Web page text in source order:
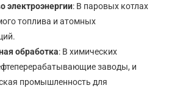
электроэнергии: В паровых котлах
топлива и атомных
обработка: В химических
заводы, и
промышленность для